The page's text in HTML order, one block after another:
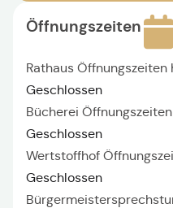
Öffnungszeiten
Rathaus Öffnungszeiten
Geschlossen
Bücherei
Geschlossen
Wertstoffhof
Geschlossen